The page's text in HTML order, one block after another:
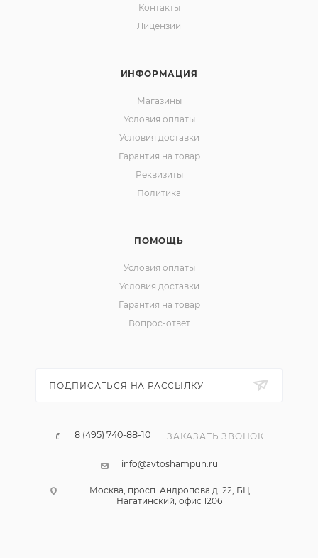
Контакты
Лицензии
ИНФОРМАЦИЯ
Магазины
Условия оплаты
Условия доставки
Гарантия на товар
Реквизиты
Политика
ПОМОЩЬ
Условия оплаты
Условия доставки
Гарантия на товар
Вопрос-ответ
ПОДПИСАТЬСЯ НА РАССЫЛКУ
8 (495) 740-88-10 ЗАКАЗАТЬ ЗВОНОК
info@avtoshampun.ru
Москва, просп. Андропова д. 22, БЦ
Нагатинский, офис 1206